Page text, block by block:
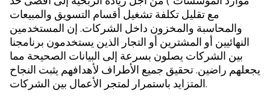
مع تقليل تكلفة تشغيل أقسام التسويق والمبيعات
والمحاسبة والمخزون داخل الشركات. إن المستخدمين
النهائيين أو المشترين أو التجار الذين يستخدمون برنامجنا
بين الشركات يصلون بسرعة إلى البيانات الصحيحة مما
يجعلهم راضين. تحقيق جميع الأطراف لأهدافهم يثبت النجاح
المتزايد باستمرار لمتجر الأعمال بين الشركات.